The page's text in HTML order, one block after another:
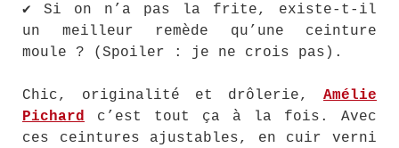
✔ Si on n’a pas la frite, existe-t-il
un meilleur remède qu’une ceinture
moule ? (Spoiler : je ne crois pas).
Chic, originalité et drôlerie, Amélie
Pichard c’est tout ça à la fois. Avec
ces ceintures ajustables, en cuir verni